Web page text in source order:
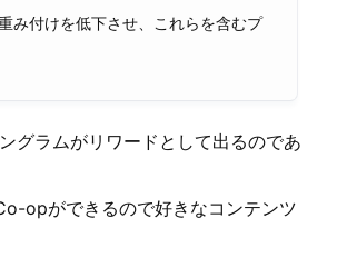
み付けを低下させ、これらを含むプ
グラムがリワードとして出るのであ
opができるので好きなコンテンツ